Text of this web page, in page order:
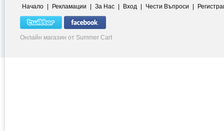
Начало | Рекламации | За Нас | Вход | Чести Въпроси |
Онлайн магазин от Summer Cart